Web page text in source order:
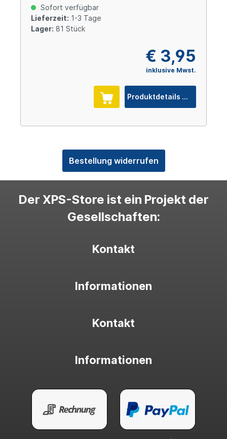
Sofort verfügbar
Lieferzeit: 1-3 Tage
Lager: 81 Stück
€ 3,95
inklusive Mwst.
Produktdetails
Bestellung widerrufen
Der XPS-Store ist ein Projekt der
Gesellschaften:
Kontakt
Informationen
Kontakt
Informationen